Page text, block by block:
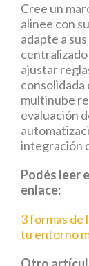
Cree un
alinee con
adapte a
ajustar
multinube
evaluación
integración
Podés leer
enlace:
3 formas de
tu entorno